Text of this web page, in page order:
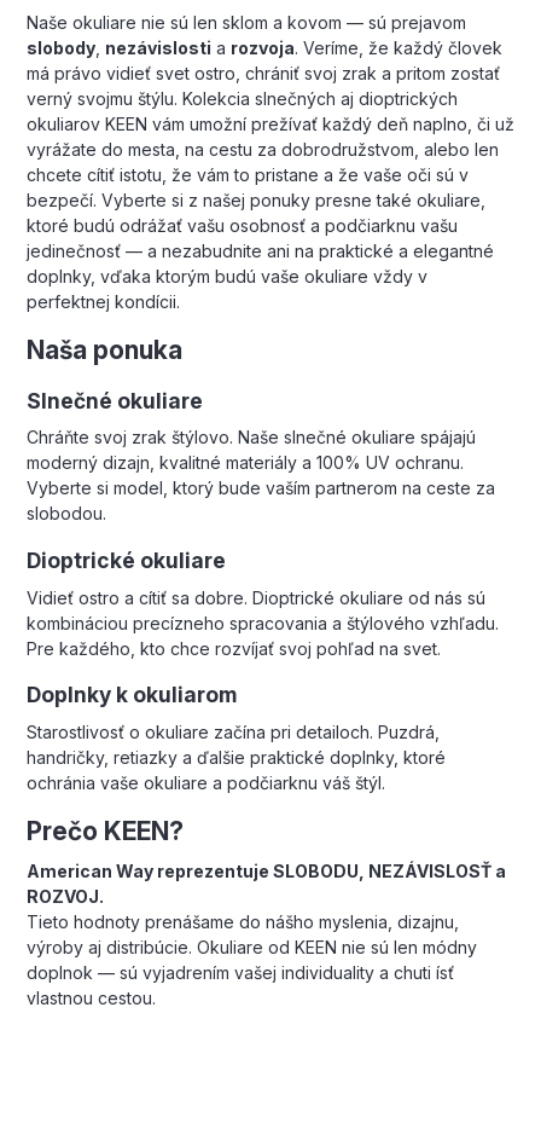
Naše okuliare nie sú len sklom a kovom — sú prejavom
slobody, nezávislosti a rozvoja. Veríme, že každý človek
má právo vidieť svet ostro, chrániť svoj zrak a pritom zostať
verný svojmu štýlu. Kolekcia slnečných aj dioptrických
okuliarov KEEN vám umožní prežívať každý deň naplno, či už
vyrážate do mesta, na cestu za dobrodružstvom, alebo len
chcete cítiť istotu, že vám to pristane a že vaše oči sú v
bezpečí. Vyberte si z našej ponuky presne také okuliare,
ktoré budú odrážať vašu osobnosť a podčiarknu vašu
jedinečnosť — a nezabudnite ani na praktické a elegantné
doplnky, vďaka ktorým budú vaše okuliare vždy v
perfektnej kondícii.
Naša ponuka
Slnečné okuliare
Chráňte svoj zrak štýlovo. Naše slnečné okuliare spájajú
moderný dizajn, kvalitné materiály a 100% UV ochranu.
Vyberte si model, ktorý bude vaším partnerom na ceste za
slobodou.
Dioptrické okuliare
Vidieť ostro a cítiť sa dobre. Dioptrické okuliare od nás sú
kombináciou precízneho spracovania a štýlového vzhľadu.
Pre každého, kto chce rozvíjať svoj pohľad na svet.
Doplnky k okuliarom
Starostlivosť o okuliare začína pri detailoch. Puzdrá,
handričky, retiazky a ďalšie praktické doplnky, ktoré
ochránia vaše okuliare a podčiarknu váš štýl.
Prečo KEEN?
American Way reprezentuje SLOBODU, NEZÁVISLOSŤ a
ROZVOJ.
Tieto hodnoty prenášame do nášho myslenia, dizajnu,
výroby aj distribúcie. Okuliare od KEEN nie sú len módny
doplnok — sú vyjadrením vašej individuality a chuti ísť
vlastnou cestou.